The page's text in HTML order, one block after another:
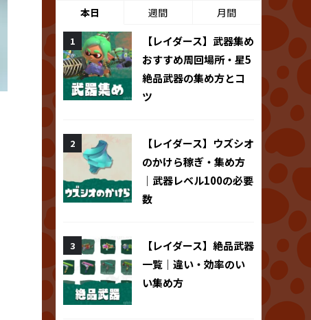
本日 週間 月間
【レイダース】武器集め
おすすめ周回場所・星5
絶品武器の集め方とコ
ツ
【レイダース】ウズシオ
のかけら稼ぎ・集め方
｜武器レベル100の必要
数
【レイダース】絶品武器
一覧｜違い・効率のい
い集め方